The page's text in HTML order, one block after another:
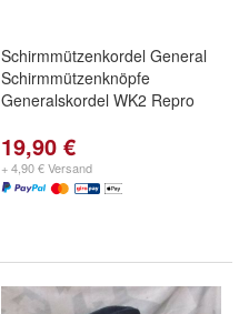
Schirmmützenkordel General
Schirmmützenknöpfe
Generalskordel WK2 Repro
19,90 €
+ 4,90 € Versand